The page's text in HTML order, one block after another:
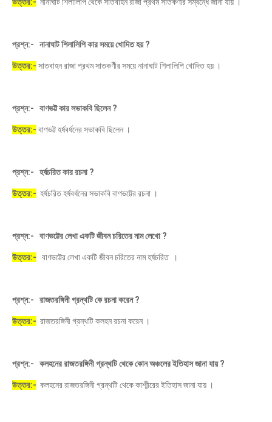
প্রশ্ন:- নানাঘাট শিলালিপি কার সময়ে খোদিত হয় ?
উত্তর:- সাতবাহন রাজা প্রথম সাতকর্ণীর সময়ে নানাঘাট শিলালিপি খোদিত হয় ।
প্রশ্ন:- বাণভট্ট কার সভাকবি ছিলেন ?
উত্তর:- বাণভট্ট হর্ষবর্ধনের সভাকবি ছিলেন ।
প্রশ্ন:- হর্ষচরিত কার রচনা ?
উত্তর:- হর্ষচরিত হর্ষবর্ধনের সভাকবি বাণভট্টের রচনা ।
প্রশ্ন:- বাণভট্টের লেখা একটি জীবন চরিতের নাম লেখো ?
উত্তর:- বাণভট্টের লেখা একটি জীবন চরিতের নাম হর্ষচরিত ।
প্রশ্ন:- রাজতরঙ্গিনী গ্রন্থটি কে রচনা করেন ?
উত্তর:- রাজতরঙ্গিনী গ্রন্থটি কলহন রচনা করেন ।
প্রশ্ন:- কলহনের রাজতরঙ্গিনী গ্রন্থটি থেকে কোন অঞ্চলের ইতিহাস জানা যায় ?
উত্তর:- কলহনের রাজতরঙ্গিনী গ্রন্থটি থেকে কাশ্মীরের ইতিহাস জানা যায় ।